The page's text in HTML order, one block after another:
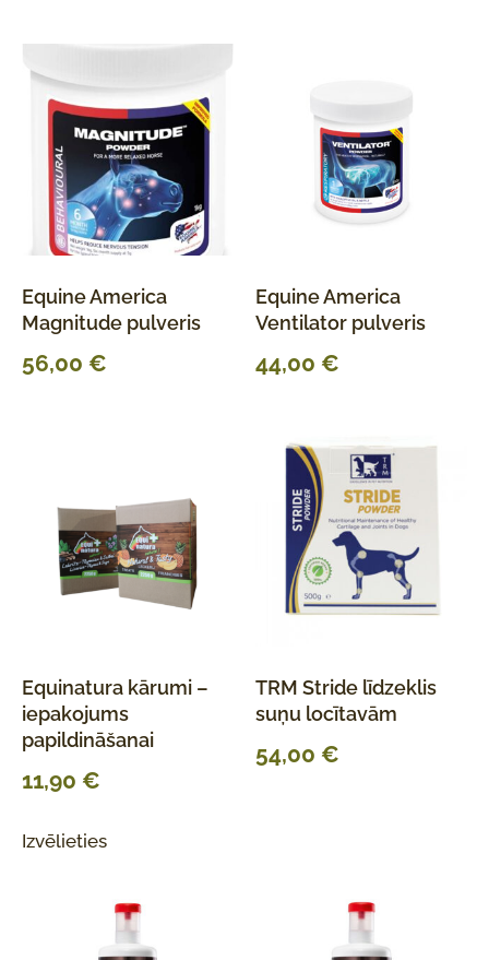
Equine America
Magnitude pulveris
56,00 €
Equine America
Ventilator pulveris
44,00 €
Equinatura kārumi –
iepakojums
papildināšanai
11,90 €
Izvēlieties
TRM Stride līdzeklis
suņu locītavām
54,00 €